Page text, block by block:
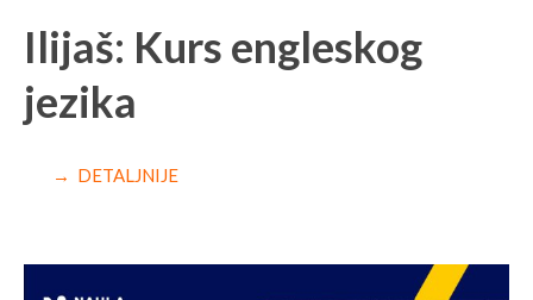
Ilijaš: Kurs engleskog
jezika
→ DETALJNIJE